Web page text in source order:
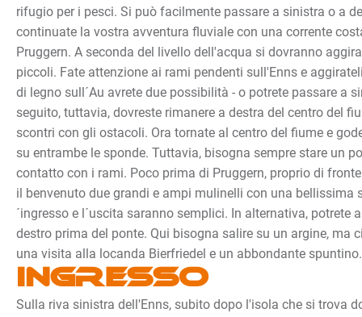
rifugio per i pesci. Si può facilmente passare a sinistra o a
continuate la vostra avventura fluviale con una corrente
Pruggern. A seconda del livello dell'acqua si dovranno
piccoli. Fate attenzione ai rami pendenti sull'Enns e
di legno sull´Au avrete due possibilità - o potrete passare a
seguito, tuttavia, dovreste rimanere a destra del centro del
scontri con gli ostacoli. Ora tornate al centro del fiume e
su entrambe le sponde. Tuttavia, bisogna sempre stare un
contatto con i rami. Poco prima di Pruggern, proprio di
il benvenuto due grandi e ampi mulinelli con una bellissima
´ingresso e l´uscita saranno semplici. In alternativa, potrete
destro prima del ponte. Qui bisogna salire su un argine, ma
una visita alla locanda Bierfriedel e un abbondante spuntino.
Ingresso
Sulla riva sinistra dell'Enns, subito dopo l'isola che si trova